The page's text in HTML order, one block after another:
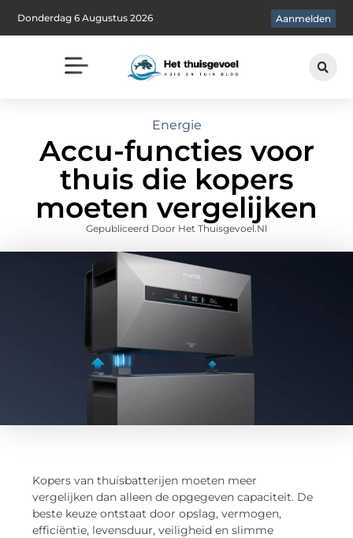
Donderdag 6 Augustus 2026 Aanmelden
Energie
Accu-functies voor
thuis die kopers
moeten vergelijken
Gepubliceerd Door Het Thuisgevoel.nl
Kopers van thuisbatterijen moeten meer
vergelijken dan alleen de opgegeven capaciteit. De
beste keuze ontstaat door opslag, vermogen,
efficiëntie, levensduur, veiligheid en slimme